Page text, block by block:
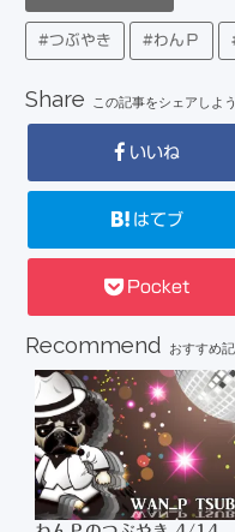
#つぶやき #わんＰ
Share この記事をシェアしよう
いいね
はてブ
Pocket
Recommend おすすめ